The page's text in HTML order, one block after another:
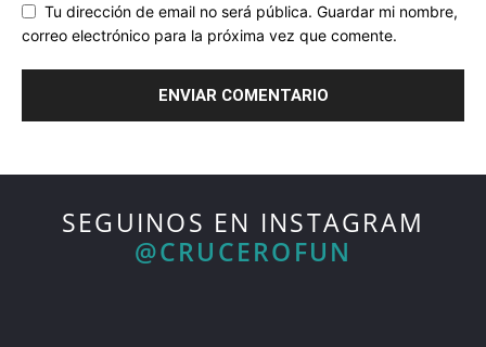
Tu dirección de email no será pública. Guardar mi nombre,
correo electrónico para la próxima vez que comente.
SEGUINOS EN INSTAGRAM
@CRUCEROFUN